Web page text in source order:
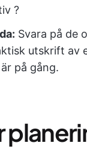
?
Svara på de
utskrift av
på gång.